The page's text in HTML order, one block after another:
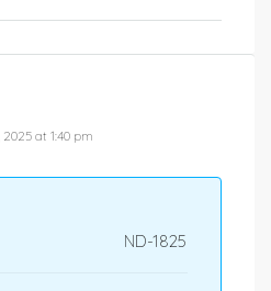
at 1:40 pm
ND-1825